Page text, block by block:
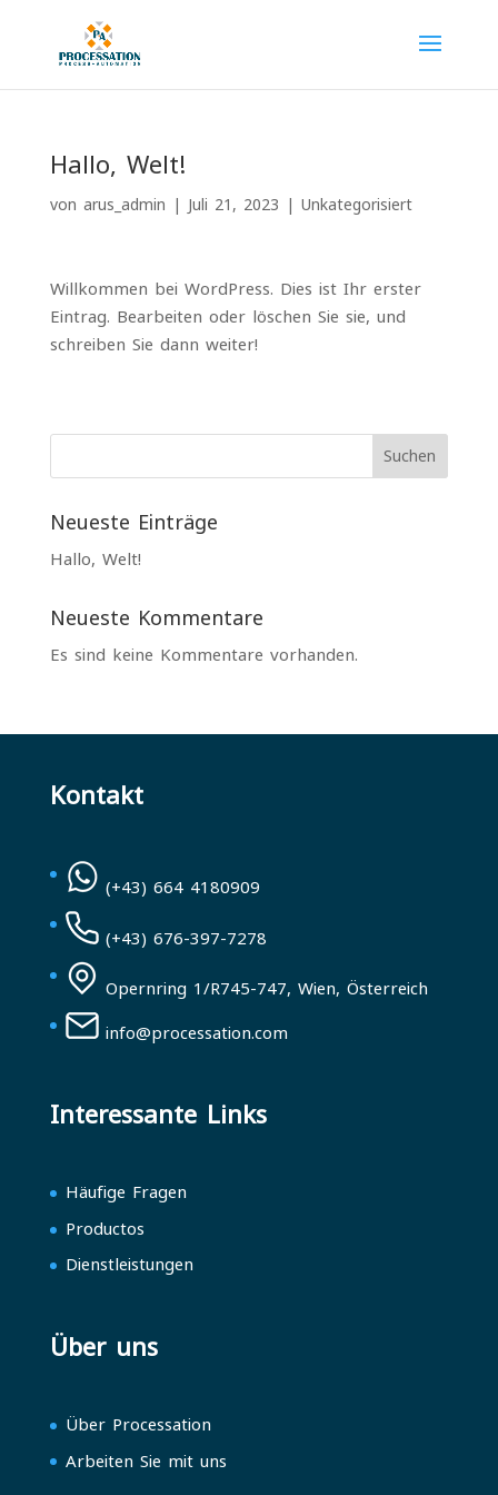
Hallo, Welt!
von arus_admin Juli 21, 2023 Unkategorisiert
Willkommen bei WordPress. Dies ist Ihr erster
Eintrag. Bearbeiten oder löschen Sie sie, und
schreiben Sie dann weiter!
Suchen
Neueste Einträge
Hallo, Welt!
Neueste Kommentare
Es sind keine Kommentare vorhanden.
Kontakt
(+43) 664 4180909
(+43) 676-397-7278
Opernring 1/R745-747, Wien, Österreich
info@processation.com
Interessante Links
Häufige Fragen
Productos
Dienstleistungen
Über uns
Über Processation
Arbeiten Sie mit uns